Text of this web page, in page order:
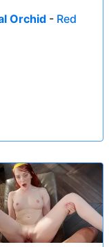
Orchid - Red